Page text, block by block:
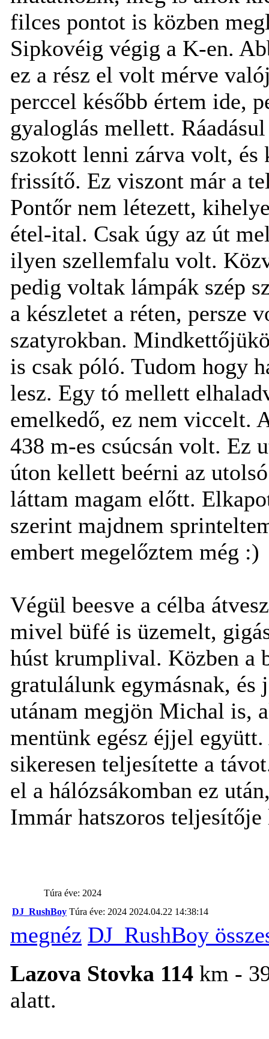
filces pontot is közben
Sipkovéig végig a K-en.
ez a rész el volt mérve
perccel később értem ide,
gyaloglás mellett.
szokott lenni zárva volt,
frissítő. Ez viszont már a
Pontőr nem létezett,
étel-ital. Csak úgy az út
ilyen szellemfalu volt.
pedig voltak lámpák szép
a készletet a réten, persze
szatyrokban.
is csak póló. Tudom hogy
lesz. Egy tó mellett
emelkedő, ez nem viccelt.
438 m-es csúcsán volt. Ez
úton kellett beérni az
láttam magam előtt.
szerint majdnem
embert megelőztem még :)
Végül beesve a célba
mivel büfé is üzemelt,
húst krumplival. Közben a
gratulálunk egymásnak,
utánam megjön Michal is,
mentünk egész éjjel
sikeresen teljesítette a
el a hálózsákomban ez
Immár hatszoros teljesítője
Túra éve: 2024
DJ_RushBoy Túra éve: 2024 2024.04.22 14:38:14
megnéz DJ_RushBoy
Lazova Stovka 114 km -
alatt.